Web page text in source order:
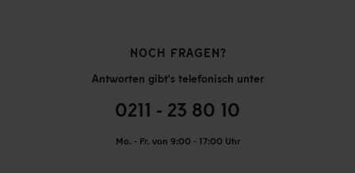
NOCH FRAGEN?
Antworten gibt's telefonisch unter
0211 - 23 80 10
Mo. - Fr. von 9:00 - 17:00 Uhr